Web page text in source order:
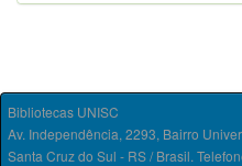
Bibliotecas UNISC
Av. Independência, 2293, Bairro
Santa Cruz do Sul - RS / Brasil.